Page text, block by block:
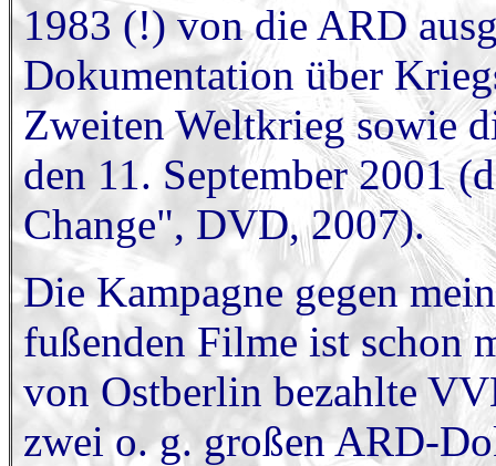
1983 (!) von die ARD
Dokumentation über
Zweiten Weltkrieg sowie
den 11. September 2001
Change", DVD, 2007).
Die Kampagne gegen
fußenden Filme ist schon
von Ostberlin bezahlte
zwei o. g. großen ARD-